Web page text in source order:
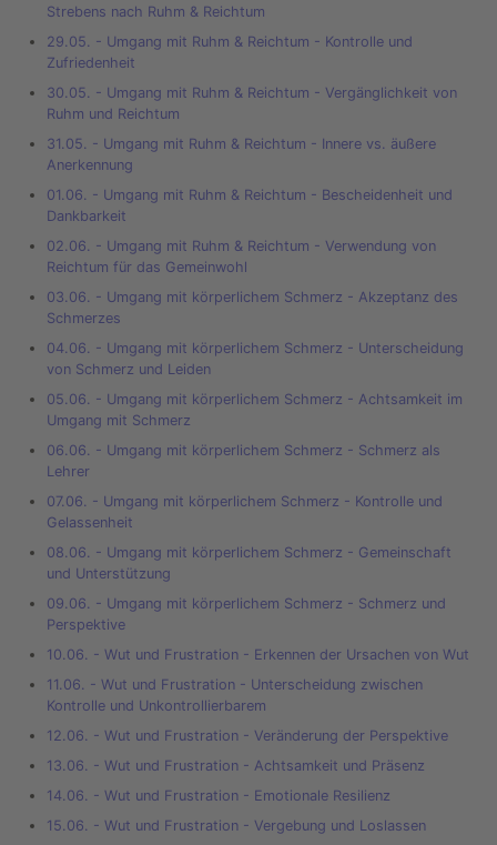
Strebens nach Ruhm & Reichtum
29.05. - Umgang mit Ruhm & Reichtum - Kontrolle und
Zufriedenheit
30.05. - Umgang mit Ruhm & Reichtum - Vergänglichkeit von
Ruhm und Reichtum
31.05. - Umgang mit Ruhm & Reichtum - Innere vs. äußere
Anerkennung
01.06. - Umgang mit Ruhm & Reichtum - Bescheidenheit und
Dankbarkeit
02.06. - Umgang mit Ruhm & Reichtum - Verwendung von
Reichtum für das Gemeinwohl
03.06. - Umgang mit körperlichem Schmerz - Akzeptanz des
Schmerzes
04.06. - Umgang mit körperlichem Schmerz - Unterscheidung
von Schmerz und Leiden
05.06. - Umgang mit körperlichem Schmerz - Achtsamkeit im
Umgang mit Schmerz
06.06. - Umgang mit körperlichem Schmerz - Schmerz als
Lehrer
07.06. - Umgang mit körperlichem Schmerz - Kontrolle und
Gelassenheit
08.06. - Umgang mit körperlichem Schmerz - Gemeinschaft
und Unterstützung
09.06. - Umgang mit körperlichem Schmerz - Schmerz und
Perspektive
10.06. - Wut und Frustration - Erkennen der Ursachen von Wut
11.06. - Wut und Frustration - Unterscheidung zwischen
Kontrolle und Unkontrollierbarem
12.06. - Wut und Frustration - Veränderung der Perspektive
13.06. - Wut und Frustration - Achtsamkeit und Präsenz
14.06. - Wut und Frustration - Emotionale Resilienz
15.06. - Wut und Frustration - Vergebung und Loslassen